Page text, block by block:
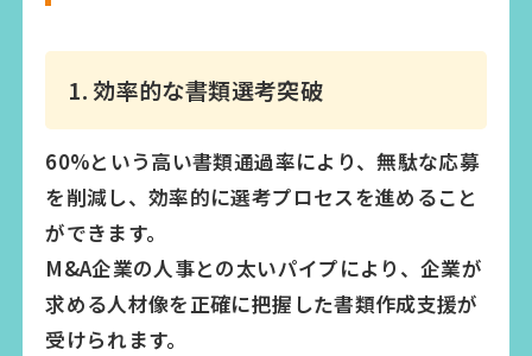
1. 効率的な書類選考突破
60%という高い書類通過率により、無駄な応募
を削減し、効率的に選考プロセスを進めること
ができます。
M&A企業の人事との太いパイプにより、企業が
求める人材像を正確に把握した書類作成支援が
受けられます。